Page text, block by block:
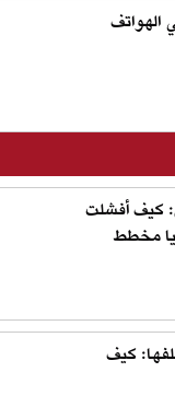
كيف أفشلت
مخطط
كيف